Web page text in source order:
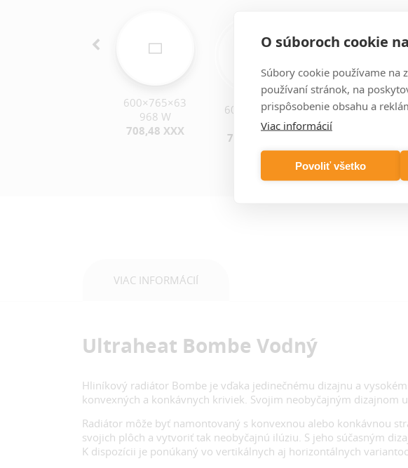
600×765×63
968 W
708,48 XXX
600×905×63
1144 W
765,06 XXX
600×975×63
VIAC INFORMÁCIÍ
Ultraheat Bombe Vodný
Hliníkový radiátor Bombe je vďaka jedinečnému dizajnu a
konvexných a konkávnych kriviek. Svojim neobyčajným dizajnom
Radiátor môže byť namontovaný s konvexnou alebo konkávnou
svojich plôch a vytvoriť tak neobyčajnú ilúziu. S jeho súčasným
K dispozícii je ponúkaný vo vertikálnych aj horizontálnych
O súboroch cookie
Súbory cookie používame na
používaní stránok, na
prispôsobenie obsahu a
Viac informácií
Povoliť všetko